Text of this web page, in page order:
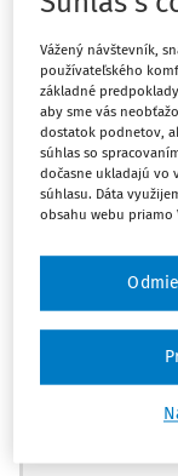
Ups,
Celý
obsahu
Vážený návštevník,
používateľského
základné
aby sme vás
dostatok podnetov,
súhlas so
dočasne ukladajú vo
súhlasu. Dáta
obsahu webu priamo